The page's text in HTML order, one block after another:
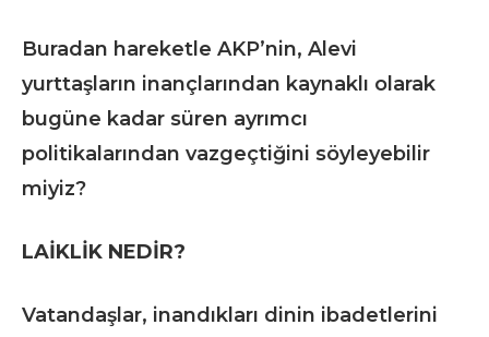
Buradan hareketle AKP’nin, Alevi
yurttaşların inançlarından kaynaklı olarak
bugüne kadar süren ayrımcı
politikalarından vazgeçtiğini söyleyebilir
miyiz?
LAİKLİK NEDİR?
Vatandaşlar, inandıkları dinin ibadetlerini